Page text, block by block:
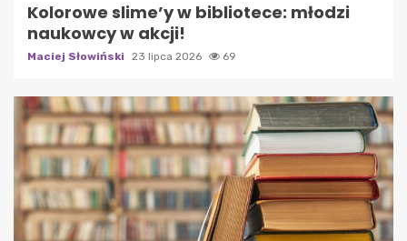
Kolorowe slime’y w bibliotece: młodzi
naukowcy w akcji!
Maciej Słowiński 23 lipca 2026 69